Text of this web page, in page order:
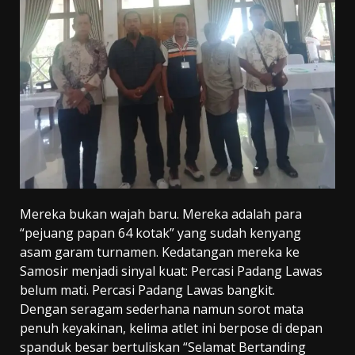
Mereka bukan wajah baru. Mereka adalah para
“pejuang papan 64 kotak” yang sudah kenyang
asam garam turnamen. Kedatangan mereka ke
Samosir menjadi sinyal kuat: Percasi Padang Lawas
belum mati. Percasi Padang Lawas bangkit.
Dengan seragam sederhana namun sorot mata
penuh keyakinan, kelima atlet ini berpose di depan
spanduk besar bertuliskan “Selamat Bertanding